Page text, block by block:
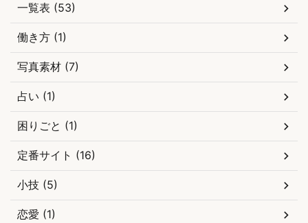
一覧表 (53)
働き方 (1)
写真素材 (7)
占い (1)
困りごと (1)
定番サイト (16)
小技 (5)
恋愛 (1)